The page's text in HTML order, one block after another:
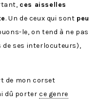
ces aisselles
. Un de ceux qui sont peu
le, on tend à ne pas
ses interlocuteurs),
de mon corset
dû porterce genre